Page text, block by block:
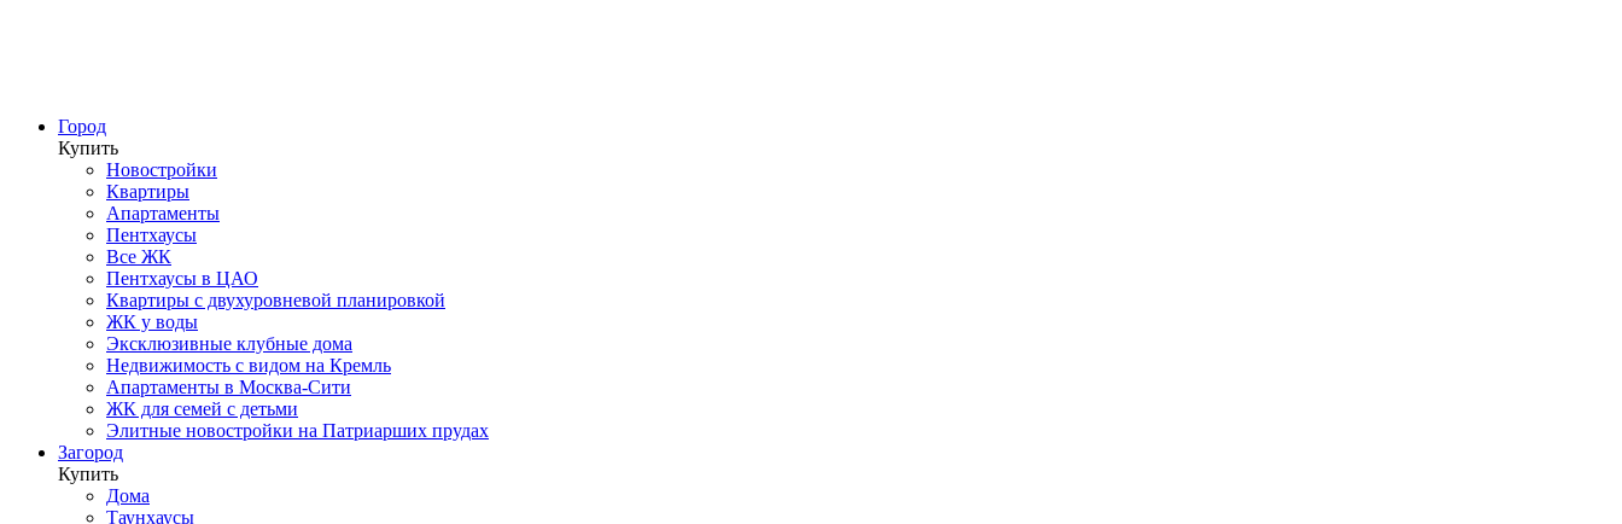
Город
Купить
Новостройки
Квартиры
Апартаменты
Пентхаусы
Все ЖК
Пентхаусы в ЦАО
Квартиры с двухуровневой планировкой
ЖК у воды
Эксклюзивные клубные дома
Недвижимость с видом на Кремль
Апартаменты в Москва-Сити
ЖК для семей с детьми
Элитные новостройки на Патриарших прудах
Загород
Купить
Дома
Таунхаусы